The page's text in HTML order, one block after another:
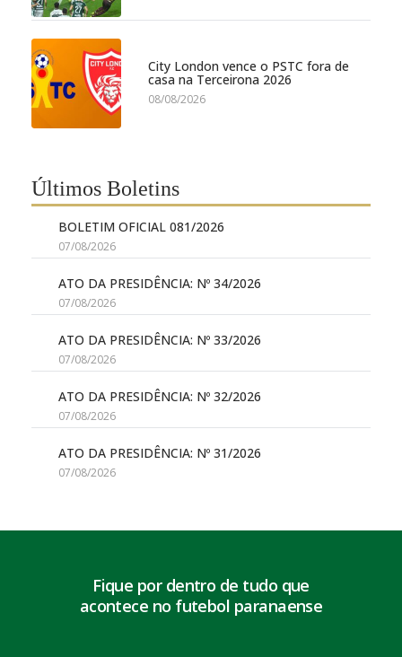
City London vence o PSTC fora de
casa na Terceirona 2026
08/08/2026
Últimos Boletins
BOLETIM OFICIAL 081/2026
07/08/2026
ATO DA PRESIDÊNCIA: Nº 34/2026
07/08/2026
ATO DA PRESIDÊNCIA: Nº 33/2026
07/08/2026
ATO DA PRESIDÊNCIA: Nº 32/2026
07/08/2026
ATO DA PRESIDÊNCIA: Nº 31/2026
07/08/2026
Fique por dentro de tudo que
acontece no futebol paranaense